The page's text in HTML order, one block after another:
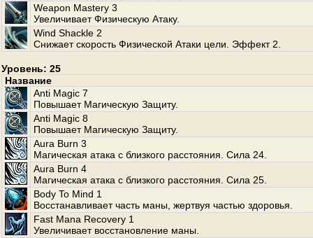
Weapon Mastery 3
Увеличивает Физическую Атаку.
Wind Shackle 2
Снижает скорость Физической Атаки цели. Эффект 2.
Уровень: 25
Название
Anti Magic 7
Повышает Магическую Защиту.
Anti Magic 8
Повышает Магическую Защиту.
Aura Burn 3
Магическая атака с близкого расстояния. Сила 24.
Aura Burn 4
Магическая атака с близкого расстояния. Сила 25.
Body To Mind 1
Восстанавливает часть маны, жертвуя частью здоровья.
Fast Mana Recovery 1
Увеличивает восстановление маны.